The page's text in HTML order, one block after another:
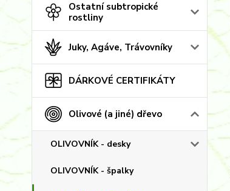
Ostatní subtropické
rostliny
Juky, Agáve, Trávovníky
DÁRKOVÉ CERTIFIKÁTY
Olivové (a jiné) dřevo
OLIVOVNÍK - desky
OLIVOVNÍK - špalky